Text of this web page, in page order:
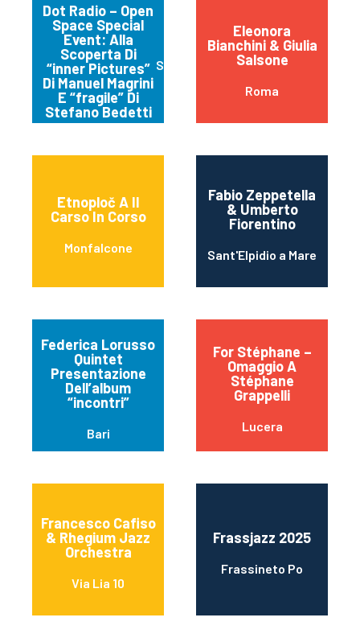
Dot Radio – Open
Space Special
Event: Alla
Scoperta Di
“inner Pictures”
Di Manuel Magrini
E “fragile” Di
Stefano Bedetti
Spello
Eleonora
Bianchini & Giulia
Salsone
Roma
Etnoploč A Il
Carso In Corso
Monfalcone
Fabio Zeppetella
& Umberto
Fiorentino
Sant'Elpidio a Mare
Federica Lorusso
Quintet
Presentazione
Dell’album
“incontri”
Bari
For Stéphane –
Omaggio A
Stéphane
Grappelli
Lucera
Francesco Cafiso
& Rhegium Jazz
Orchestra
Via Lia 10
Frassjazz 2025
Frassineto Po